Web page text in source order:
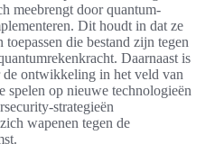
meebrengt door quantum-
Dit houdt in dat ze
die bestand zijn tegen
Daarnaast is
de ontwikkeling in het veld van
spelen op nieuwe technologieën
strategieën
wapenen tegen de